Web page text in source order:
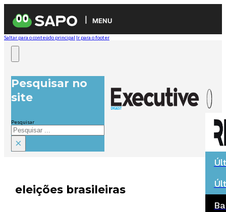
MENU
Saltar para o conteúdo principal Ir para o footer
Pesquisar no
site
Pesquisar
×
eleições brasileiras